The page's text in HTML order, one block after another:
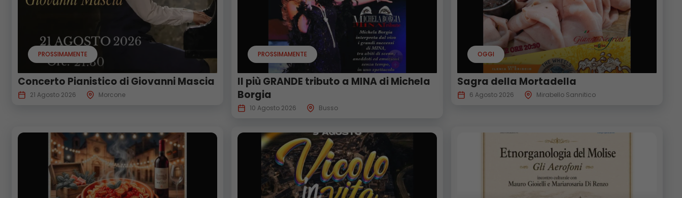
PROSSIMAMENTE
Concerto Pianistico di Giovanni Mascia
21 Agosto 2026 Morcone
PROSSIMAMENTE
Il più GRANDE tributo a MINA di Michela
Borgia
10 Agosto 2026 Busso
OGGI
Sagra della Mortadella
6 Agosto 2026 Mirabello Sannitico